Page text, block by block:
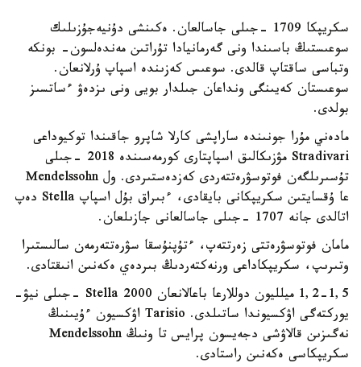
سكريپكا 1709 -جىلى جاسالعان. ەكىنشى دۇنيەجۇزىلىك
سوعىستىڭ باسىندا ونى گەرمانيادا تۇراتىن مەندەلسون- بونكە
وتباسى ساقتاپ قالدى. سوعىس كەزىندە اسپاپ ۇرلانعان.
سوعىستان كەيىنگى ونداعان جىلدار بويى ونى ىزدەۋ ءساتسىز
بولدى.
مادەني مۇرا جونىندە ساراپشى كارلا شاپرو جاقىندا توكيوداعى
Stradivari مۋزىكالىق اسپاپتارى كورمەسىندە 2018 -جىلى
تۇسىرىلگەن فوتوسۋرەتتەردى كەزدەستىردى. ول Mendelssohn
عا ۇقسايتىن سكريپكانى بايقادى، ءبىراق بۇل اسپاپ Stella دەپ
اتالدى جانە 1707 -جىلى جاسالعانى جازىلعان.
مامان فوتوسۋرەتتى زەرتتەپ، ءتۇپنۇسقا سۋرەتتەرمەن سالىستىرا
وتىرىپ، سكريپكاداعى ورنەكتەردىڭ بىردەي ەكەنىن انىقتادى.
1,2-1,5 ميلليون دوللارعا باعالانعان Stella 2000 -جىلى نيۋ-
يوركتەگى اۋكسيوندا ساتىلدى. Tarisio اۋكسيون ءۇيىنىڭ
نەگىزىن قالاۋشى دجەيسون پرايس تا ونىڭ Mendelssohn
سكريپكاسى ەكەنىن راستادى.